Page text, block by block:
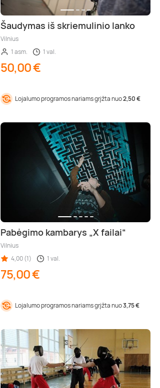
Šaudymas iš skriemulinio lanko
Vilnius
1 asm.
1 val.
50,00 €
Lojalumo programos nariams grįžta nuo2,50 €
Pabėgimo kambarys „X failai“
Vilnius
4,00 (1)
1 val.
75,00 €
Lojalumo programos nariams grįžta nuo3,75 €